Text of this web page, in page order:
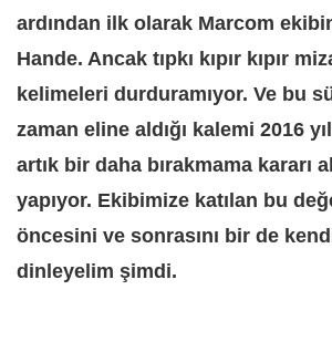
ardından ilk olarak Marcom
Hande. Ancak tıpkı kıpır kıpır
kelimeleri durduramıyor. Ve bu
zaman eline aldığı kalemi 2016
artık bir daha bırakmama kararı
yapıyor. Ekibimize katılan bu
öncesini ve sonrasını bir de
dinleyelim şimdi.